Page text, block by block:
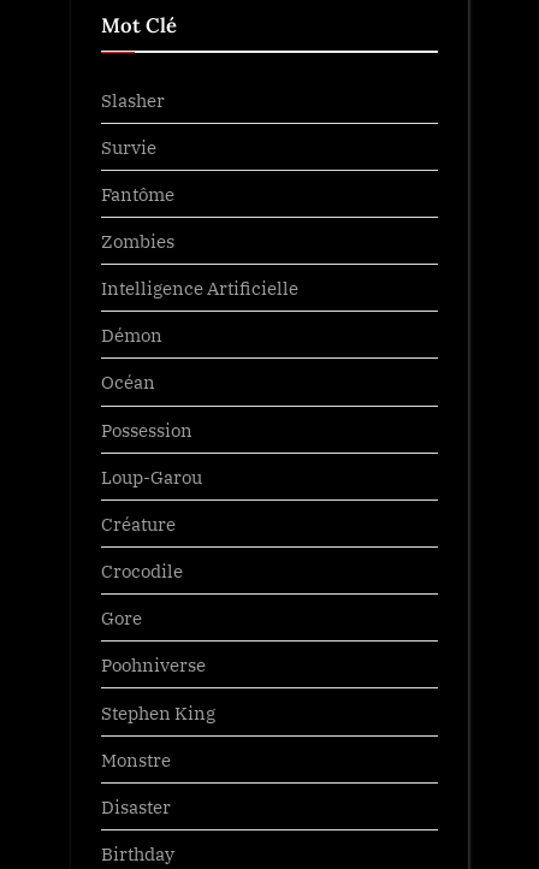
Mot Clé
Slasher
Survie
Fantôme
Zombies
Intelligence Artificielle
Démon
Océan
Possession
Loup-Garou
Créature
Crocodile
Gore
Poohniverse
Stephen King
Monstre
Disaster
Birthday